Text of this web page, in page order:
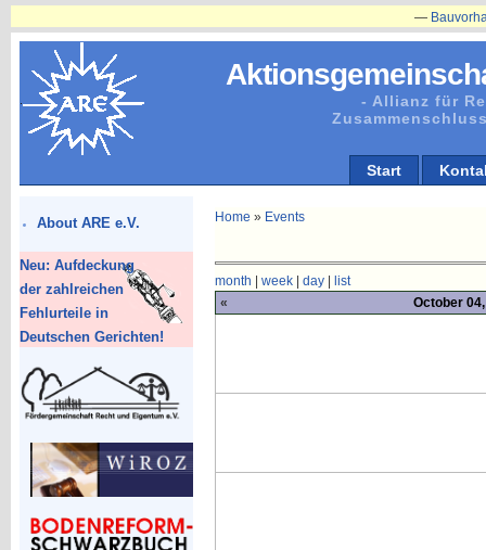
- Allianz für
Start
About ARE e.V.
Neu: Aufdeckung
der zahlreichen
Fehlurteile in
Deutschen Gerichten!
Bauvorhaben
Home » Events
month week| day|
list
«
October